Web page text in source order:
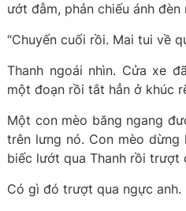
ướt đẫm, phản chiếu ánh đèn
“Chuyến cuối rồi. Mai tui về
Thanh ngoái nhìn. Cửa xe
một đoạn rồi tắt hẳn ở khúc
Một con mèo băng ngang
trên lưng nó. Con mèo
biếc lướt qua Thanh rồi trượt
Có gì đó trượt qua ngực anh.